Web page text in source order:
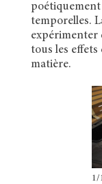
temporelles.
expérimenter
tous les
matière.
1/